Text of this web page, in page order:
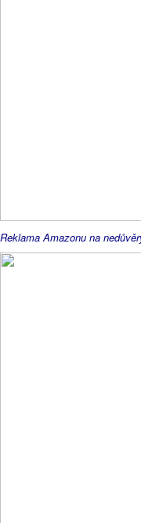
Reklama Amazonu na